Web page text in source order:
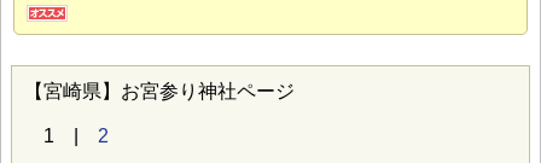
【宮崎県】お宮参り神社ページ
1 | 2